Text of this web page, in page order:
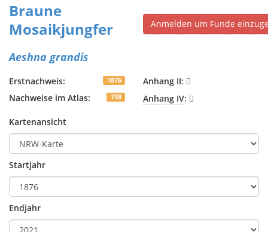
Braune
Mosaikjungfer
Anmelden um Funde
Aeshna grandis
Erstnachweis: 1876
Nachweise im Atlas: 738
Anhang II:
Anhang IV:
Kartenansicht
Startjahr
Endjahr